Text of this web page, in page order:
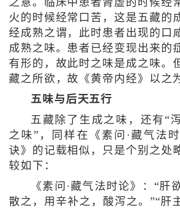
火的时候经常口苦，这是五藏的
经成熟之谓，此时患者出现的口
成熟之味。患者已经变现出来的
有形的，故此时之味是成之味。
藏之所欲，故《黄帝内经》以之
五味与后天五行
五藏除了生成之味，还有“
之味”，同样在《素问·藏气法
诀》的记载相似，只是个别之处
较如下：
《素问·藏气法时论》：“肝
散之，用辛补之，酸泻之。”“肝